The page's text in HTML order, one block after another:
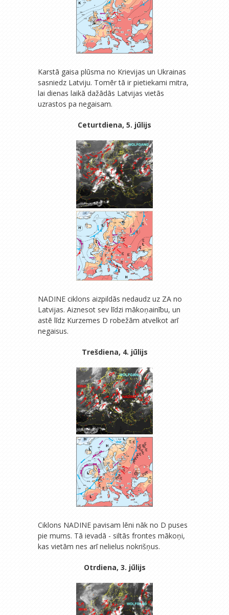
Karstā gaisa plūsma no Krievijas un Ukrainas
sasniedz Latviju. Tomēr tā ir pietiekami mitra,
lai dienas laikā dažādās Latvijas vietās
uzrastos pa negaisam.
Ceturtdiena, 5. jūlijs
NADINE ciklons aizpildās nedaudz uz ZA no
Latvijas. Aiznesot sev līdzi mākoņainību, un
astē līdz Kurzemes D robežām atvelkot arī
negaisus.
Trešdiena, 4. jūlijs
Ciklons NADINE pavisam lēni nāk no D puses
pie mums. Tā ievadā - siltās frontes mākoņi,
kas vietām nes arī nelielus nokrišņus.
Otrdiena, 3. jūlijs